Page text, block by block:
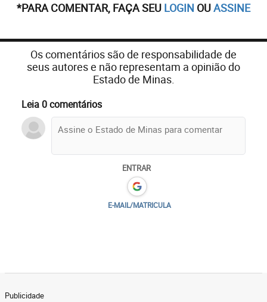
*PARA COMENTAR, FAÇA SEU LOGIN OUASSINE
Os comentários são de responsabilidade de
seus autores e não representam a opinião do
Estado de Minas.
Leia 0 comentários
ENTRAR
E-MAIL/MATRICULA
Publicidade